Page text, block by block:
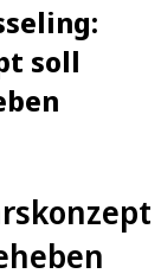
soll